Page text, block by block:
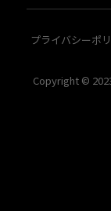
プライバシーポ
Copyright ©